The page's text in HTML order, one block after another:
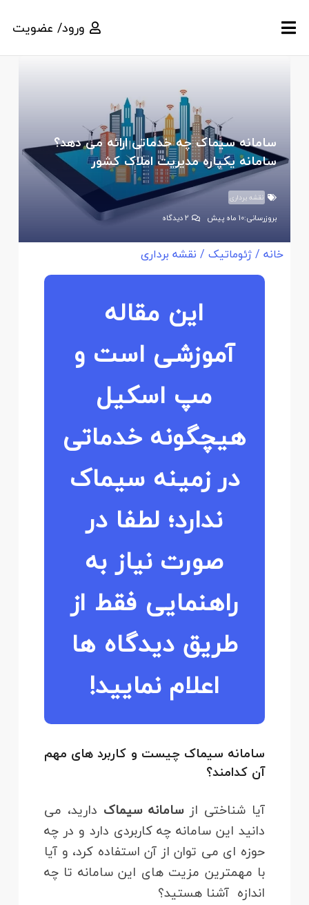
ورود/ عضویت
سامانه سیماک چه خدماتی ارائه می دهد؟
سامانه یکپاره مدیریت املاک کشور
نقشه برداری
بروزرسانی:10 ماه پیش 2دیدگاه
خانه /ژئوماتیک / نقشه برداری
این مقاله
آموزشی است و
مپ اسکیل
هیچگونه خدماتی
در زمینه سیماک
ندارد؛ لطفا در
صورت نیاز به
راهنمایی فقط از
طریق دیدگاه ها
اعلام نمایید!
سامانه سیماک چیست و کاربرد های مهم
آن کدامند؟
آیا شناختی ازسامانه سیماک دارید، می
دانید این سامانه چه کاربردی دارد و در چه
حوزه ای می توان از آن استفاده کرد، و آیا
با مهمترین مزیت های این سامانه تا چه
اندازه آشنا هستید؟